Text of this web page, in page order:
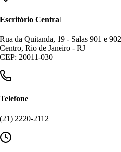
Escritório Central
Rua da Quitanda, 19 - Salas 901 e 902
Centro, Rio de Janeiro - RJ
CEP: 20011-030
Telefone
(21) 2220-2112